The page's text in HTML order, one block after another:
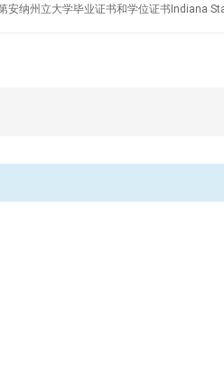
安纳州立大学毕业证书和学位证书Indiana